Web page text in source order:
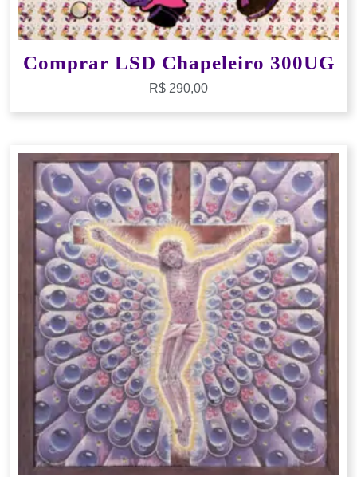
Comprar LSD Chapeleiro 300UG
R$ 290,00